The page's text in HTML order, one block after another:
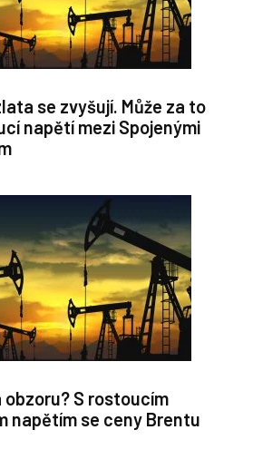
se zvyšují. Může za to
napětí mezi Spojenými
obzoru? S rostoucím
napětím se ceny Brentu